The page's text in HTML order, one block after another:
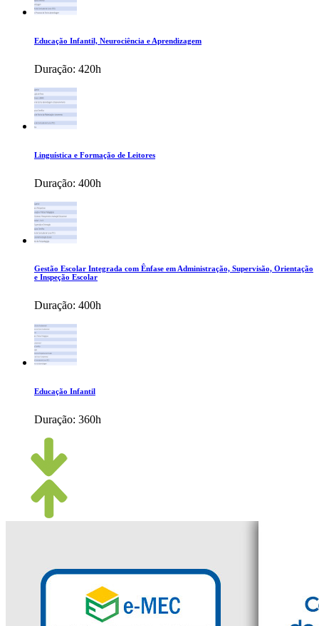
Educação Infantil, Neurociência e Aprendizagem
Duração: 420h
Linguística e Formação de Leitores
Duração: 400h
Gestão Escolar Integrada com Ênfase em Administração, Supervisão, Orientação
e Inspeção Escolar
Duração: 400h
Educação Infantil
Duração: 360h